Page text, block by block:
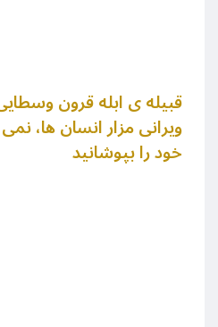
قبیله ی ابله قرون
ویرانی مزار انسان ها،
خود را بپوشانید